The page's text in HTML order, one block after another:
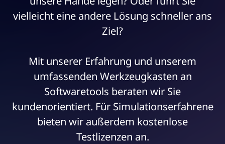
vielleicht eine andere Lösung schneller ans
Ziel?
Mit unserer Erfahrung und unserem
umfassenden Werkzeugkasten an
Softwaretools beraten wir Sie
kundenorientiert. Für Simulationserfahrene
bieten wir außerdem kostenlose
Testlizenzen an.